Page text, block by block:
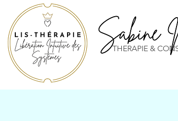
THERAPIE &